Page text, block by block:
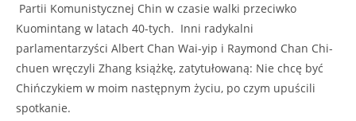
Partii Komunistycznej Chin w czasie walki przeciwko
Kuomintang w latach 40-tych. Inni radykalni
parlamentarzyści Albert Chan Wai-yip i Raymond Chan Chi-
chuen wręczyli Zhang książkę, zatytułowaną: Nie chcę być
Chińczykiem w moim następnym życiu, po czym upuścili
spotkanie.